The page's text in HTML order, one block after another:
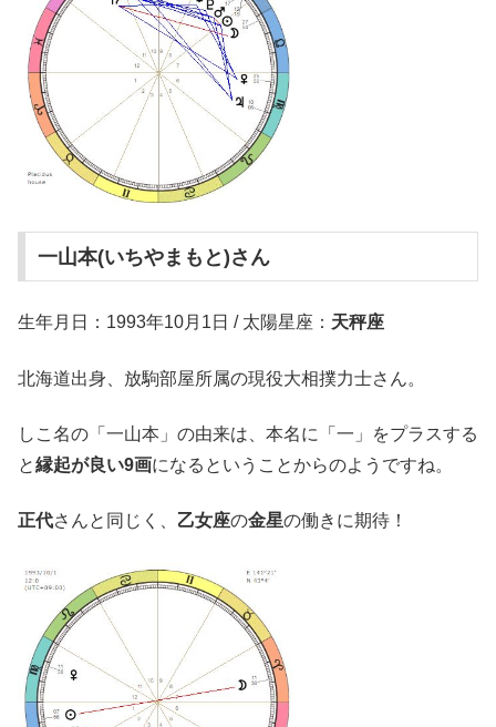
一山本(いちやまもと)さん
生年月日：1993年10月1日 / 太陽星座： 天秤座
北海道出身、放駒部屋所属の現役大相撲力士さん。
しこ名の「一山本」の由来は、本名に「一」をプラスする
と縁起が良い9画になるということからのようですね。
正代さんと同じく、 乙女座の金星の働きに期待！